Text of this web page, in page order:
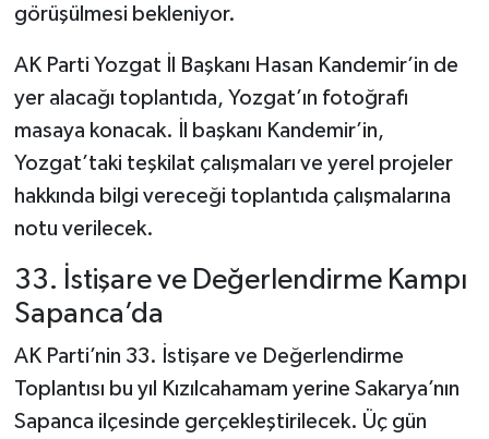
görüşülmesi bekleniyor.
AK Parti Yozgat İl Başkanı Hasan Kandemir’in de
yer alacağı toplantıda, Yozgat’ın fotoğrafı
masaya konacak. İl başkanı Kandemir’in,
Yozgat’taki teşkilat çalışmaları ve yerel projeler
hakkında bilgi vereceği toplantıda çalışmalarına
notu verilecek.
33. İstişare ve Değerlendirme Kampı
Sapanca’da
AK Parti’nin 33. İstişare ve Değerlendirme
Toplantısı bu yıl Kızılcahamam yerine Sakarya’nın
Sapanca ilçesinde gerçekleştirilecek. Üç gün